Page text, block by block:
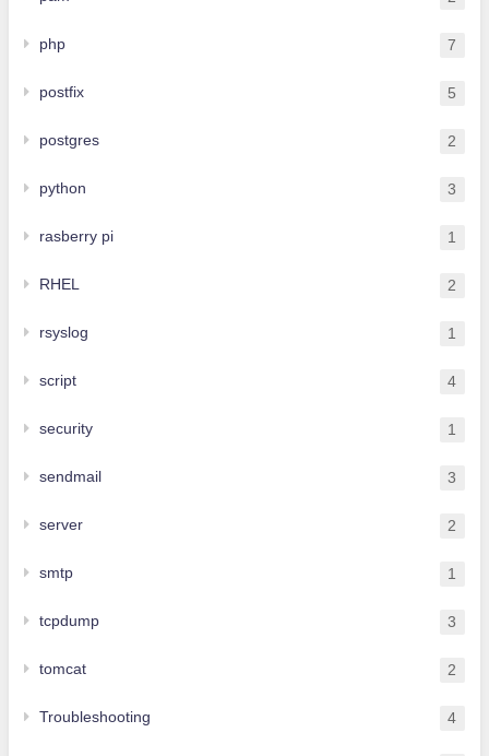
php 7
postfix 5
postgres 2
python 3
rasberry pi 1
RHEL 2
rsyslog 1
script 4
security 1
sendmail 3
server 2
smtp 1
tcpdump 3
tomcat 2
Troubleshooting 4